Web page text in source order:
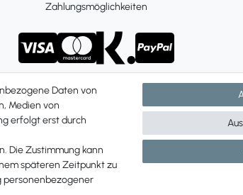
Zahlungsmöglichkeiten
Daten von
Medien von
erfolgt erst durch
Die Zustimmung kann
späteren Zeitpunkt zu
personenbezogener